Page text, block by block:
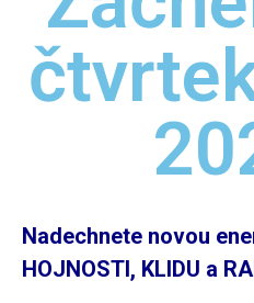
Nadechnete novou
HOJNOSTI, KLIDU a